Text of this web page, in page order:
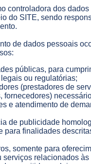
controladora dos
do SITE, sendo
de dados pessoais
públicas, para
ou regulatórias;
(prestadores de
fornecedores)
e atendimento de
de publicidade
para finalidades
somente para
serviços relacionados